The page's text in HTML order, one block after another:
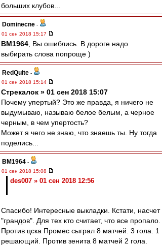
больших клубов...
Dominecne -
01 сен 2018 15:17
BM1964 , Вы ошиблись. В дороге надо
выбирать слова попроще )
RedQuite -
01 сен 2018 15:14
Стрекалок » 01 сен 2018 15:07
Почему упертый? Это же правда, я ничего не
выдумываю, называю белое белым, а черное
черным, в чем упертость?
Может я чего не знаю, что знаешь ты. Ну тогда
поделись...
BM1964 -
01 сен 2018 15:08
des007 » 01 сен 2018 12:56
Спасибо! Интересные выкладки. Кстати, насчет
"грандов". Для тех кто считает, что все пропало.
Против цска Промес сыграл 8 матчей. 3 гола. 1
решающий. Против зенита 8 матчей 2 гола.